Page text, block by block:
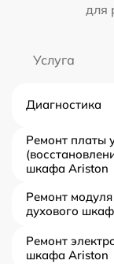
для
Услуга
Диагностика
Ремонт платы
шкафа Ariston
Ремонт
духового
Ремонт
шкафа Ariston